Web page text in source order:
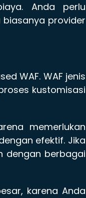
Anda perlu
provider
WAF. WAF jenis
kustomisasi
memerlukan
efektif. Jika
dengan berbagai
karena Anda